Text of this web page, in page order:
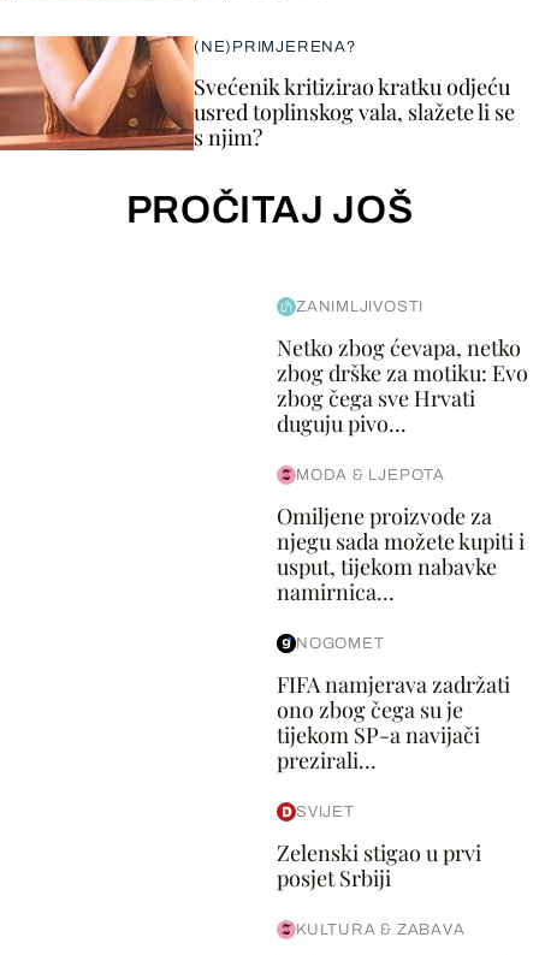
(NE)PRIMJERENA?
Svećenik kritizirao kratku odjeću
usred toplinskog vala, slažete li se
s njim?
PROČITAJ JOŠ
ZANIMLJIVOSTI
Netko zbog ćevapa, netko
zbog drške za motiku: Evo
zbog čega sve Hrvati
duguju pivo...
MODA & LJEPOTA
Omiljene proizvode za
njegu sada možete kupiti i
usput, tijekom nabavke
namirnica...
NOGOMET
FIFA namjerava zadržati
ono zbog čega su je
tijekom SP-a navijači
prezirali...
SVIJET
Zelenski stigao u prvi
posjet Srbiji
KULTURA & ZABAVA